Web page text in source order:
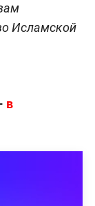
Исламской
в